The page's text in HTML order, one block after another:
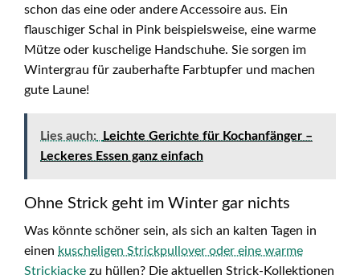
schon das eine oder andere Accessoire aus. Ein
flauschiger Schal in Pink beispielsweise, eine warme
Mütze oder kuschelige Handschuhe. Sie sorgen im
Wintergrau für zauberhafte Farbtupfer und machen
gute Laune!
Lies auch:
Leichte Gerichte für Kochanfänger –
Leckeres Essen ganz einfach
Ohne Strick geht im Winter gar nichts
Was könnte schöner sein, als sich an kalten Tagen in
einen kuscheligen Strickpullover oder eine warme
Strickjacke zu hüllen? Die aktuellen Strick-Kollektionen